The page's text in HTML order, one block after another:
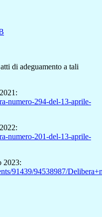
di adeguamento a tali
numero-294-del-13-aprile-
numero-201-del-13-aprile-
2023:
91439/94538987/